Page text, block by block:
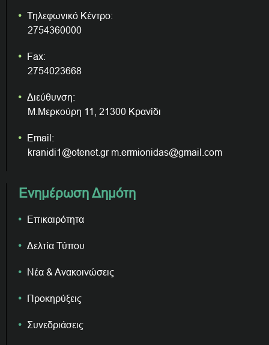
Τηλεφωνικό Κέντρο:
2754360000
Fax:
2754023668
Διεύθυνση:
Μ.Μερκούρη 11, 21300 Κρανίδι
Email:
kranidi1@otenet.gr m.ermionidas@gmail.com
Ενημέρωση Δημότη
Επικαιρότητα
Δελτία Τύπου
Νέα & Ανακοινώσεις
Προκηρύξεις
Συνεδριάσεις